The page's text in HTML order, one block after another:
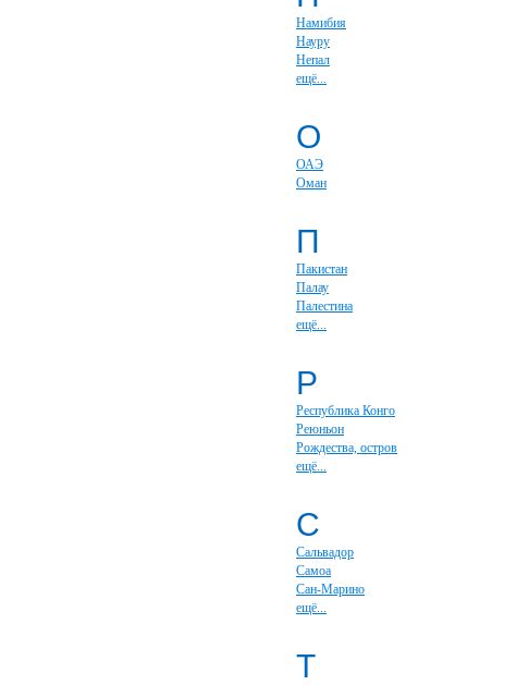
Намибия
Науру
Непал
ещё...
О
ОАЭ
Оман
П
Пакистан
Палау
Палестина
ещё...
Р
Республика Конго
Реюньон
Рождества, остров
ещё...
С
Сальвадор
Самоа
Сан-Марино
ещё...
Т